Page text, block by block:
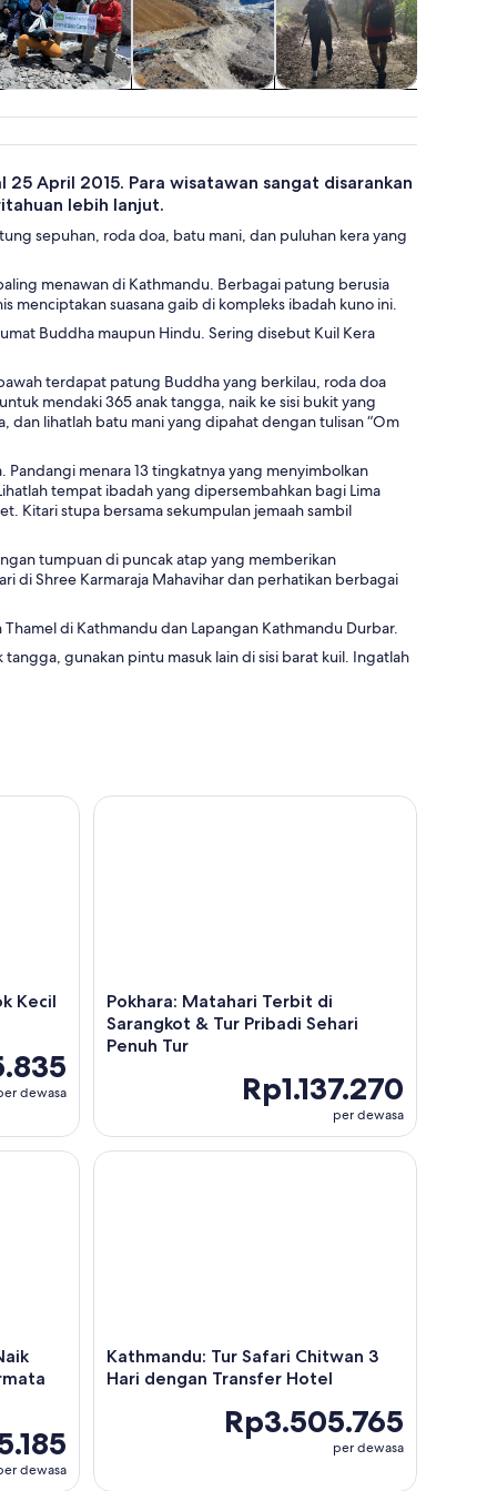
Minuman, &
Hiburan Malam
Helikopter, &
Balon Udara
Workshop
April 2015. Para wisatawan sangat disarankan
lebih lanjut.
sepuhan, roda doa, batu mani, dan puluhan kera yang
menawan di Kathmandu. Berbagai patung berusia
suasana gaib di kompleks ibadah kuno ini.
Buddha maupun Hindu. Sering disebut Kuil Kera
terdapat patung Buddha yang berkilau, roda doa
mendaki 365 anak tangga, naik ke sisi bukit yang
lihatlah batu mani yang dipahat dengan tulisan “Om
menara 13 tingkatnya yang menyimbolkan
tempat ibadah yang dipersembahkan bagi Lima
Kitari stupa bersama sekumpulan jemaah sambil
tumpuan di puncak atap yang memberikan
di Shree Karmaraja Mahavihar dan perhatikan berbagai
di Kathmandu dan Lapangan Kathmandu Durbar.
gunakan pintu masuk lain di sisi barat kuil. Ingatlah
Kecil
dewasa
Kathmandu
Pokhara: Matahari Terbit di
Sarangkot & Tur Pribadi Sehari
Penuh Tur
Rp1.137.270
per dewasa
Pokhara: Matahari Terbit di Sarangkot & Tur
dewasa
Kelompok Kecil & Permata Tersembunyi
Kathmandu: Tur Safari Chitwan 3
Hari dengan Transfer Hotel
Rp3.505.765
per dewasa
Kathmandu: Tur Safari Chitwan 3 Hari dengan